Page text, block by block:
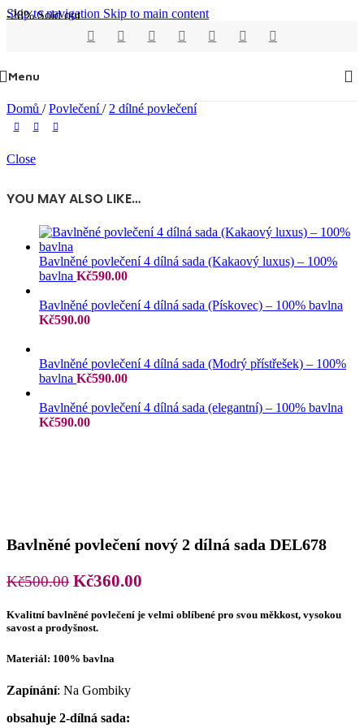
Skip to navigation Skip to main content
Menu
Domů / Povlečení/ 2 dílné povlečení
Close
YOU MAY ALSO LIKE…
Bavlněné povlečení 4 dílná sada (Kakaový luxus) – 100%
bavlna Kč590.00
Bavlněné povlečení 4 dílná sada (Pískovec) – 100% bavlna
Kč590.00
Bavlněné povlečení 4 dílná sada (Modrý přístřešek) – 100%
bavlna Kč590.00
Bavlněné povlečení 4 dílná sada (elegantní) – 100% bavlna
Kč590.00
-28% Sold out
Bavlněné povlečení nový 2 dílná sada DEL678
Kč500.00 Původní
byla:
Kč360.00
je:
Kvalitní bavlněné povlečení je velmi oblíbené pro svou měkkost, vysokou
savost a prodyšnost.
Materiál: 100% bavlna
Zapínání: Na Gombiky
obsahuje 2-dílná sada: